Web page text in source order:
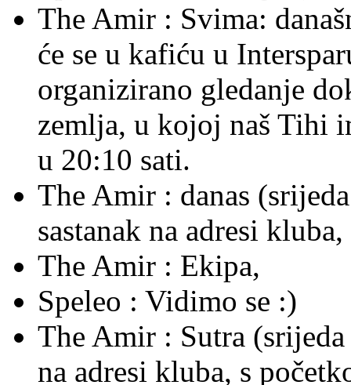
The Amir : Svima:
će se u kafiću u
organizirano gledanje
zemlja, u kojoj naš Tihi
u 20:10 sati.
The Amir : danas
sastanak na adresi
The Amir : Ekipa,
Speleo : Vidimo se :)
The Amir : Sutra
na adresi kluba, s